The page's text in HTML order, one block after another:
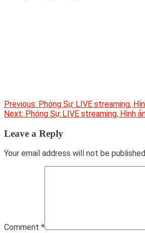
Post
navigation
Previous: Phóng Sự LIVE streaming,
Next: Phóng Sự LIVE streaming, Hình
Leave a Reply
Your email address will not be
Comment *